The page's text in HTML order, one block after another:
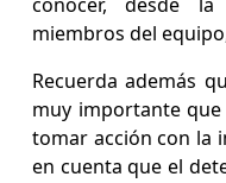
miembros del
Recuerda además
muy importante
tomar acción con la
en cuenta que el